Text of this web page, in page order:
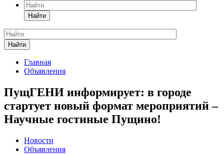
Найти
Найти
Главная
Объявления
ПущГЕНИ информирует: в городе
стартует новый формат мероприятий –
Научные гостиные Пущино!
Новости
Объявления